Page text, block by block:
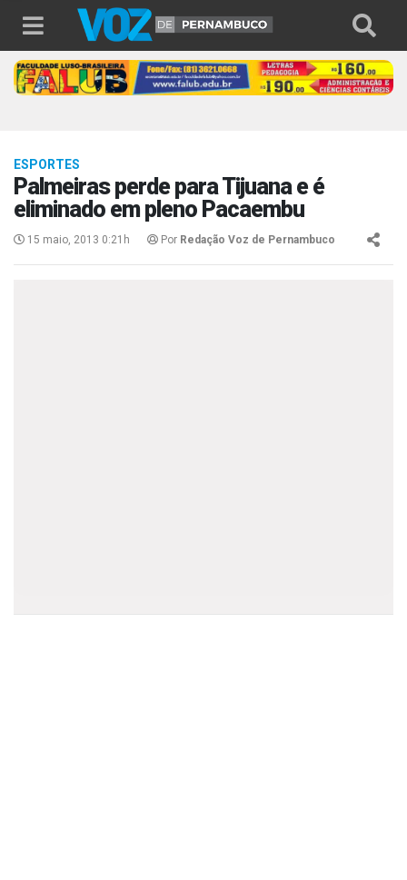
ESPORTES
Palmeiras perde para Tijuana e é
eliminado em pleno Pacaembu
15 maio, 2013 0:21h Por Redação Voz de Pernambuco